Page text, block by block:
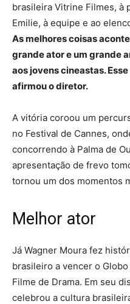
brasileira Vitrine Filmes, à
Emilie, à equipe e ao
As melhores coisas
grande ator e um grande
aos jovens cineastas.
afirmou o diretor.
A vitória coroou um
no Festival de Cannes,
concorrendo à Palma de
apresentação de frevo
tornou um dos momentos
Melhor ator
Já Wagner Moura fez
brasileiro a vencer o
Filme de Drama. Em seu
celebrou a cultura